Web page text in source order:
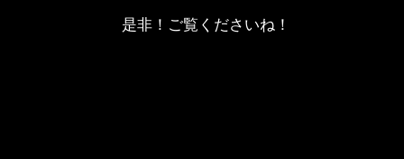
是非！ご覧くださいね！